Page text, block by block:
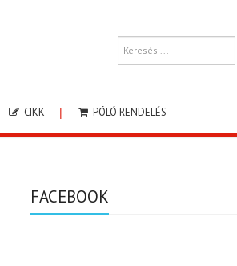
CIKK PÓLÓ RENDELÉS
FACEBOOK